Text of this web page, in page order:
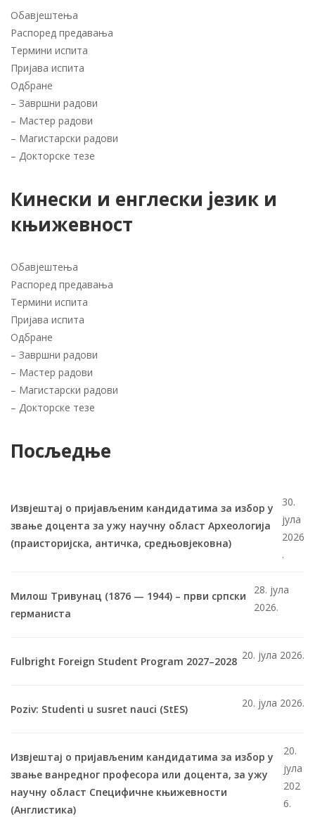
Обавјештења
Распоред предавања
Термини испита
Пријава испита
Одбране
– Завршни радови
– Мастер радови
– Магистарски радови
– Докторске тезе
Кинески и енглески језик и
књижевност
Обавјештења
Распоред предавања
Термини испита
Пријава испита
Одбране
– Завршни радови
– Мастер радови
– Магистарски радови
– Докторске тезе
Посљедње
Извјештај о пријављеним кандидатима за избор у
звање доцента за ужу научну област Археологија
(праисторијска, античка, средњовјековна)
30.
јула
2026
.
Милош Тривунац (1876 — 1944) – први српски
германиста
28. јула
2026.
Fulbright Foreign Student Program 2027–2028 20. јула 2026.
Poziv: Studenti u susret nauci (StES) 20. јула 2026.
Извјештај о пријављеним кандидатима за избор у
звање ванредног професора или доцента, за ужу
научну област Специфичне књижевности
(Англистика)
20.
јула
202
6.